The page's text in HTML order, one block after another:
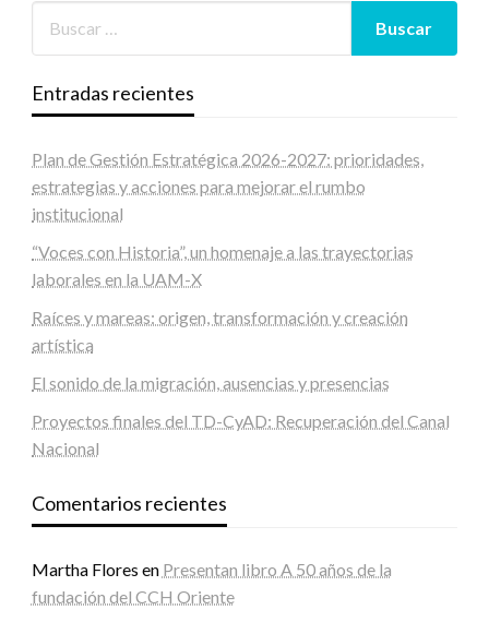
Entradas recientes
Plan de Gestión Estratégica 2026-2027: prioridades,
estrategias y acciones para mejorar el rumbo
institucional
“Voces con Historia”, un homenaje a las trayectorias
laborales en la UAM-X
Raíces y mareas: origen, transformación y creación
artística
El sonido de la migración, ausencias y presencias
Proyectos finales del TD-CyAD: Recuperación del Canal
Nacional
Comentarios recientes
Martha Flores en Presentan libro A 50 años de la
fundación del CCH Oriente